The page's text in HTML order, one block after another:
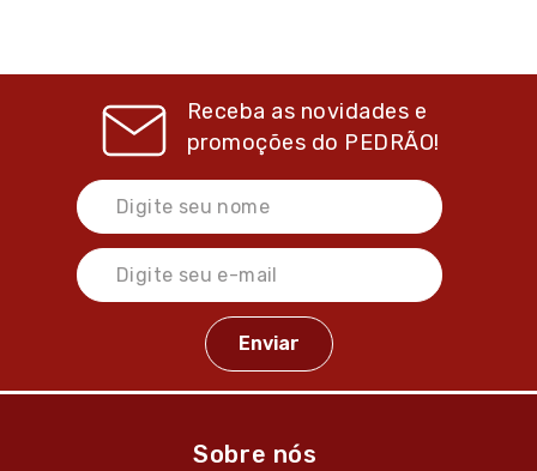
Receba as novidades e
promoções do PEDRÃO!
Sobre nós